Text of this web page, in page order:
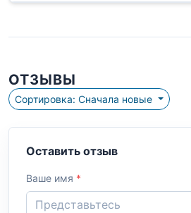
ОТЗЫВЫ
Сортировка: Сначала новые
Оставить отзыв
Ваше имя *